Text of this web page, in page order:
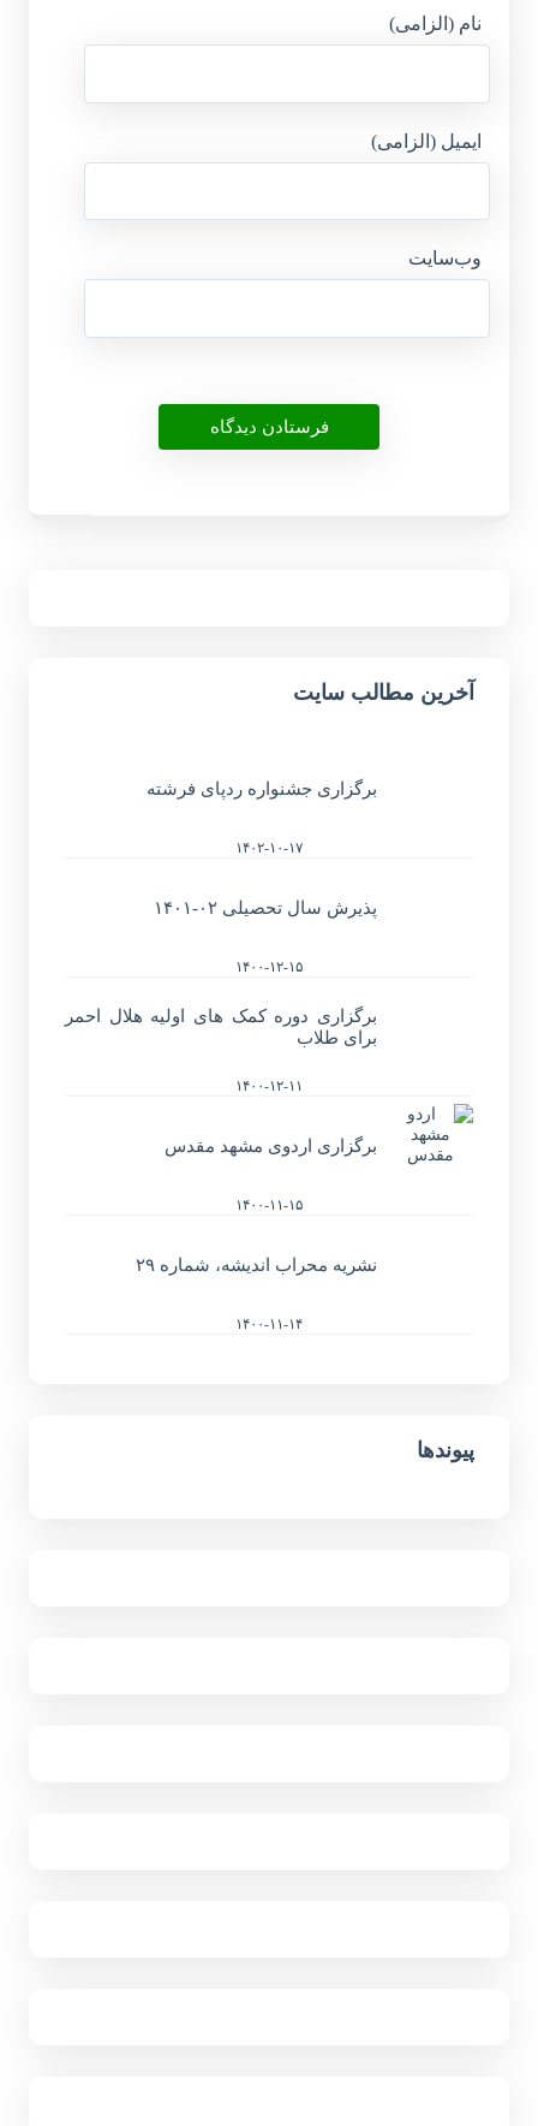
نام (الزامی)
ایمیل (الزامی)
وب‌سایت
آخرین مطالب سایت
برگزاری جشنواره ردپای فرشته
۱۴۰۲-۱۰-۱۷
پذیرش سال تحصیلی ۰۲-۱۴۰۱
۱۴۰۰-۱۲-۱۵
برگزاری دوره کمک های اولیه هلال احمر
برای طلاب
۱۴۰۰-۱۲-۱۱
برگزاری اردوی مشهد مقدس
۱۴۰۰-۱۱-۱۵
نشریه محراب اندیشه، شماره ۲۹
۱۴۰۰-۱۱-۱۴
پیوندها